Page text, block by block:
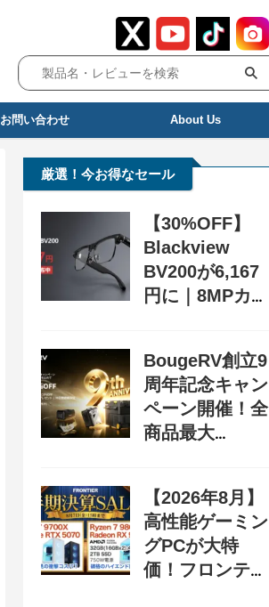
お問い合わせ About Us
厳選！今お得なセール
【30%OFF】
Blackview
BV200が6,167
円に｜8MPカメ
ン配布中
BougeRV創立9
周年記念キャン
ペーン開催！全
商品最大
31日まで
【2026年8月】
高性能ゲーミン
グPCが大特
価！フロンティ